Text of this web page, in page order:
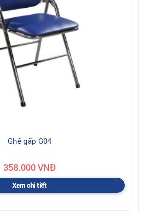
Ghế gấp G04
358.000 VNĐ
Xem chi tiết